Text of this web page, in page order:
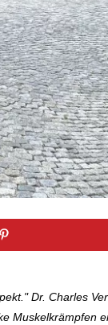
Dr. Charles
Muskelkrämpfen